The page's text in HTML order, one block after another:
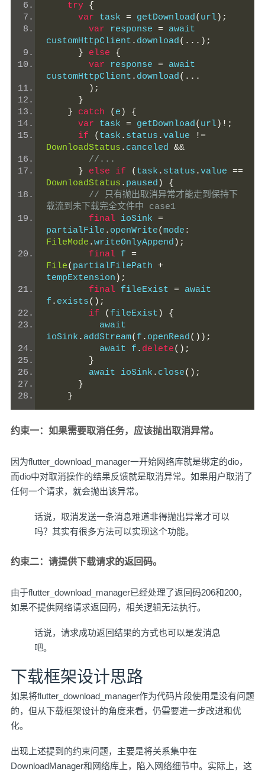
try {
var task = getDownload( url);
var response = await
customHttpClient . download(...);
}
else
{
var response = await
customHttpClient . download(...
);
}
}
catch ( e )
{
var task = getDownload( url)!;
if
( task . status .value
!=
DownloadStatus . canceled &&
//...
}
else if ( task . status .value ==
DownloadStatus . paused )
{
// 只有抛出取消异常才能走到保持下
载流到未下载完全文件中 case1
final ioSink =
partialFile . openWrite(mode :
FileMode .writeOnlyAppend );
final f =
File( partialFilePath +
tempExtension );
final fileExist = await
f . exists();
if
( fileExist )
{
ioSink . addStream( f . openRead());
          await f
. delete();
}
        await ioSink
. close();
}
}
约束一：如果需要取消任务，应该抛出取消异常。
因为flutter_download_manager一开始网络库就是绑定的dio，
而dio中对取消操作的结果反馈就是取消异常。如果用户取消了
任何一个请求，就会抛出该异常。
话说，取消发送一条消息难道非得抛出异常才可以
吗？其实有很多方法可以实现这个功能。
约束二：请提供下载请求的返回码。
由于flutter_download_manager已经处理了返回码206和200，
如果不提供网络请求返回码，相关逻辑无法执行。
话说，请求成功返回结果的方式也可以是发消息
吧。
下载框架设计思路
如果将flutter_download_manager作为代码片段使用是没有问题
的，但从下载框架设计的角度来看，仍需要进一步改进和优
化。
出现上述提到的约束问题，主要是将关系集中在
DownloadManager和网络库上，陷入网络细节中。实际上，这